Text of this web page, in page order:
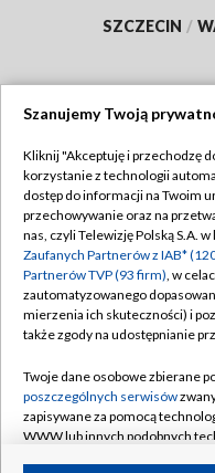
SZCZECIN /
Abonament TVP
Emisja w TVP
Centrum informacji
Naziemna Telewizja
Rada Programowa
System NOS
Informacje o nadawcy
Szanujemy Twoją
Kliknij "Akceptuję i przechodzę
korzystanie z technologii
dostęp do informacji na Twoim
przechowywanie oraz na
nas, czyli Telewizję Polską S.A.
Zaufanych Partnerów z IAB*
Partnerów TVP (93 firm), w
zautomatyzowanego
mierzenia ich skuteczności) i
także zgody na udostępnianie
Twoje dane osobowe zbierane
poszczególnych serwisów
zapisywane za pomocą
WWW lub innych podobnych